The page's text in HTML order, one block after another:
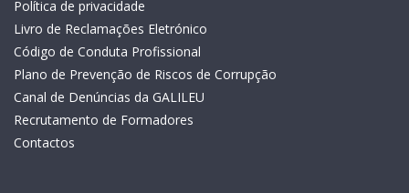
Política de privacidade
Livro de Reclamações Eletrónico
Código de Conduta Profissional
Plano de Prevenção de Riscos de Corrupção
Canal de Denúncias da GALILEU
Recrutamento de Formadores
Contactos